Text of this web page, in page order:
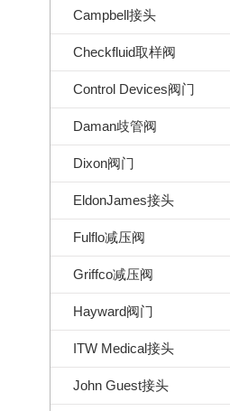
Campbell接头
Checkfluid取样阀
Control Devices阀门
Daman歧管阀
Dixon阀门
EldonJames接头
Fulflo减压阀
Griffco减压阀
Hayward阀门
ITW Medical接头
John Guest接头